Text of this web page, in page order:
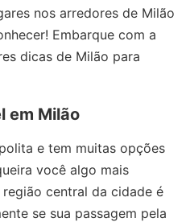
nos arredores de Milão
Embarque com a
dicas de Milão para
em Milão
e tem muitas opções
você algo mais
central da cidade é
se sua passagem pela